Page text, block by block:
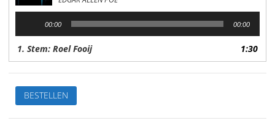
00:00 00:00
1. Stem: Roel Fooij 1:30
Het
hart
als
BESTELLEN